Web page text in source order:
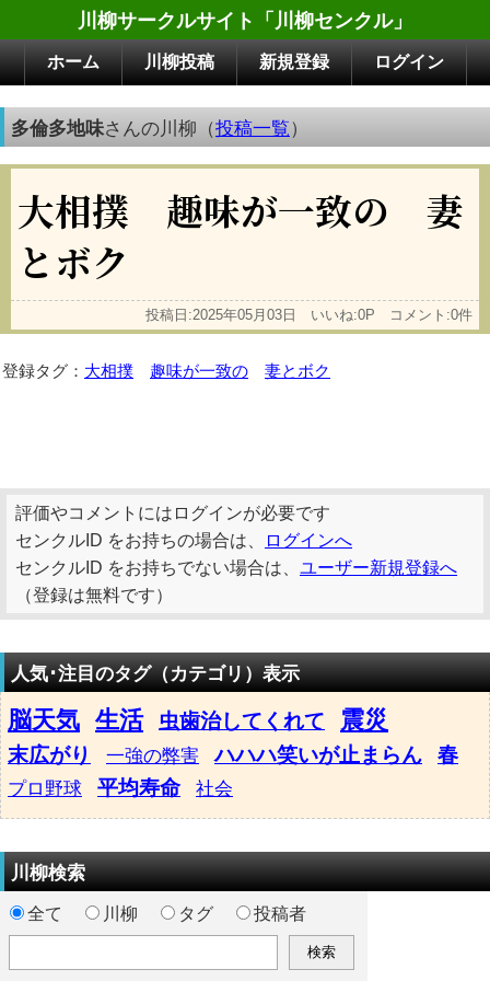
川柳サークルサイト「川柳センクル」
ホーム 川柳投稿 新規登録 ログイン
多倫多地味さんの川柳（投稿一覧）
大相撲 趣味が一致の 妻
とボク
投稿日:2025年05月03日 いいね:0P コメント:0件
登録タグ： 大相撲 趣味が一致の 妻とボク
評価やコメントにはログインが必要です
センクルID をお持ちの場合は、
ログインへ
センクルID をお持ちでない場合は、 ユーザー新規登録へ
（登録は無料です）
人気･注目のタグ（カテゴリ）表示
脳天気 生活 虫歯治してくれて 震災
末広がり 一強の弊害 ハハハ笑いが止まらん 春
プロ野球 平均寿命 社会
川柳検索
全て 川柳 タグ 投稿者